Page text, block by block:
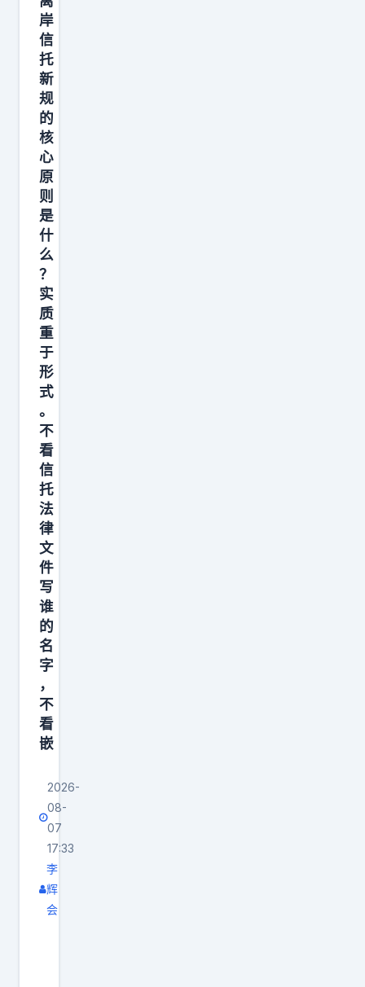
响
亮
。
可
王
传
福
身
上
有
一
样
东
西
，
被
芒
格
看
中
了
，
那
就
是
把
复
杂
制
造
变
成
低
本
产
品
的
能
力
矿
山
工
程
公
司
，
成
交
价
变
成
了
1
8
9
.
9
9
9
9
万
元
。
从
2
0
0
万
跌
到
1
8
9
万
，
这
事
”
。
7
年
后
王
健
林
个
人
财
富
也
从
超
4
0
亿
美
元
的
资
产
缩
水
到
了
4
亿
美
元
远
远
低
于
孙
宇
遍
有
粉
丝
留
言
：
“
柳
传
志
这
事
，
我
门
外
汉
算
笔
账
—
—
2
0
0
9
年
国
科
控
股
以
.
亿
卖
岸
信
托
新
规
的
核
心
原
则
是
什
么
？
实
质
重
于
形
式
。
不
看
信
托
法
律
文
件
写
谁
的
名
字
，
不
看
嵌
2026-
08-
07
17:33
李
辉
会